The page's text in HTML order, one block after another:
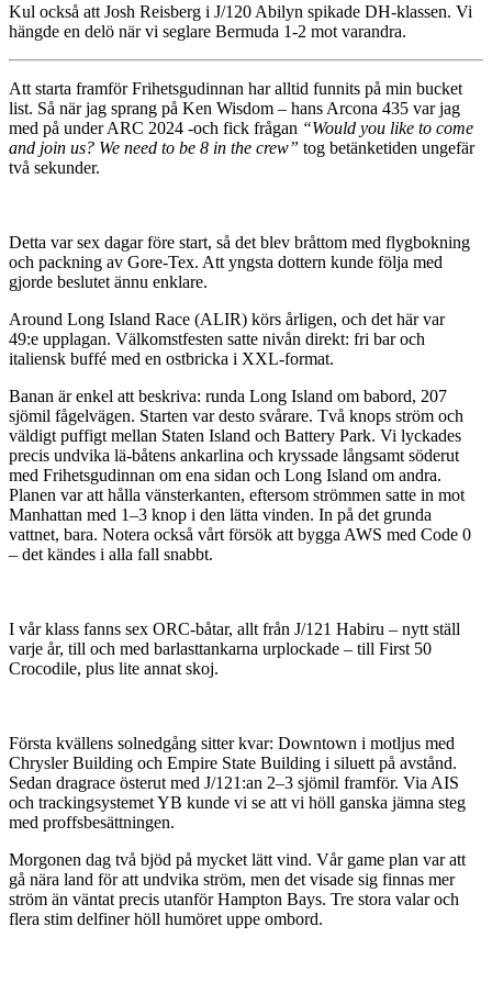
Kul också att Josh Reisberg i J/120 Abilyn spikade DH-klassen. Vi
hängde en delö när vi seglare Bermuda 1-2 mot varandra.
Att starta framför Frihetsgudinnan har alltid funnits på min bucket
list. Så när jag sprang på Ken Wisdom – hans Arcona 435 var jag
med på under ARC 2024 -och fick frågan “Would you like to come
and join us? We need to be 8 in the crew” tog betänketiden ungefär
två sekunder.
Detta var sex dagar före start, så det blev bråttom med flygbokning
och packning av Gore-Tex. Att yngsta dottern kunde följa med
gjorde beslutet ännu enklare.
Around Long Island Race (ALIR) körs årligen, och det här var
49:e upplagan. Välkomstfesten satte nivån direkt: fri bar och
italiensk buffé med en ostbricka i XXL-format.
Banan är enkel att beskriva: runda Long Island om babord, 207
sjömil fågelvägen. Starten var desto svårare. Två knops ström och
väldigt puffigt mellan Staten Island och Battery Park. Vi lyckades
precis undvika lä-båtens ankarlina och kryssade långsamt söderut
med Frihetsgudinnan om ena sidan och Long Island om andra.
Planen var att hålla vänsterkanten, eftersom strömmen satte in mot
Manhattan med 1–3 knop i den lätta vinden. In på det grunda
vattnet, bara. Notera också vårt försök att bygga AWS med Code 0
– det kändes i alla fall snabbt.
I vår klass fanns sex ORC-båtar, allt från J/121 Habiru – nytt ställ
varje år, till och med barlasttankarna urplockade – till First 50
Crocodile, plus lite annat skoj.
Första kvällens solnedgång sitter kvar: Downtown i motljus med
Chrysler Building och Empire State Building i siluett på avstånd.
Sedan dragrace österut med J/121:an 2–3 sjömil framför. Via AIS
och trackingsystemet YB kunde vi se att vi höll ganska jämna steg
med proffsbesättningen.
Morgonen dag två bjöd på mycket lätt vind. Vår game plan var att
gå nära land för att undvika ström, men det visade sig finnas mer
ström än väntat precis utanför Hampton Bays. Tre stora valar och
flera stim delfiner höll humöret uppe ombord.